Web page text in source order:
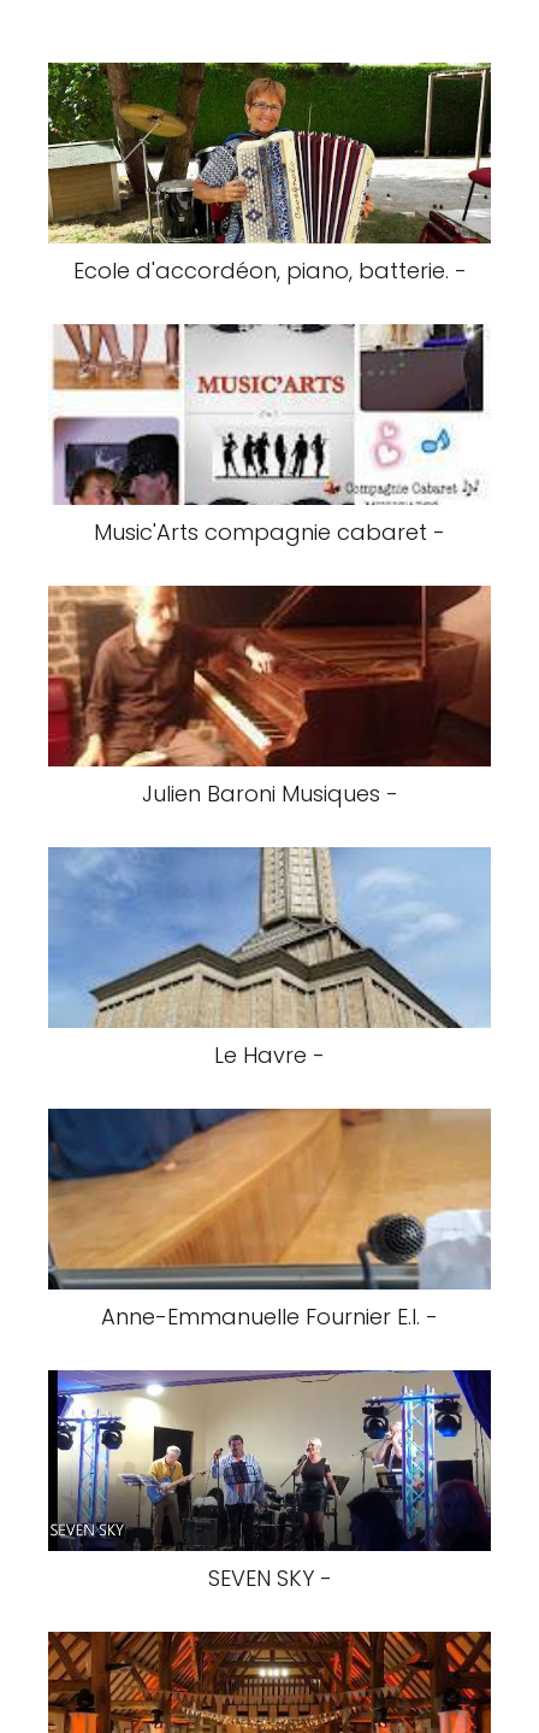
Ecole d'accordéon, piano, batterie. -
Music'Arts compagnie cabaret -
Julien Baroni Musiques -
Le Havre -
Anne-Emmanuelle Fournier E.I. -
SEVEN SKY -